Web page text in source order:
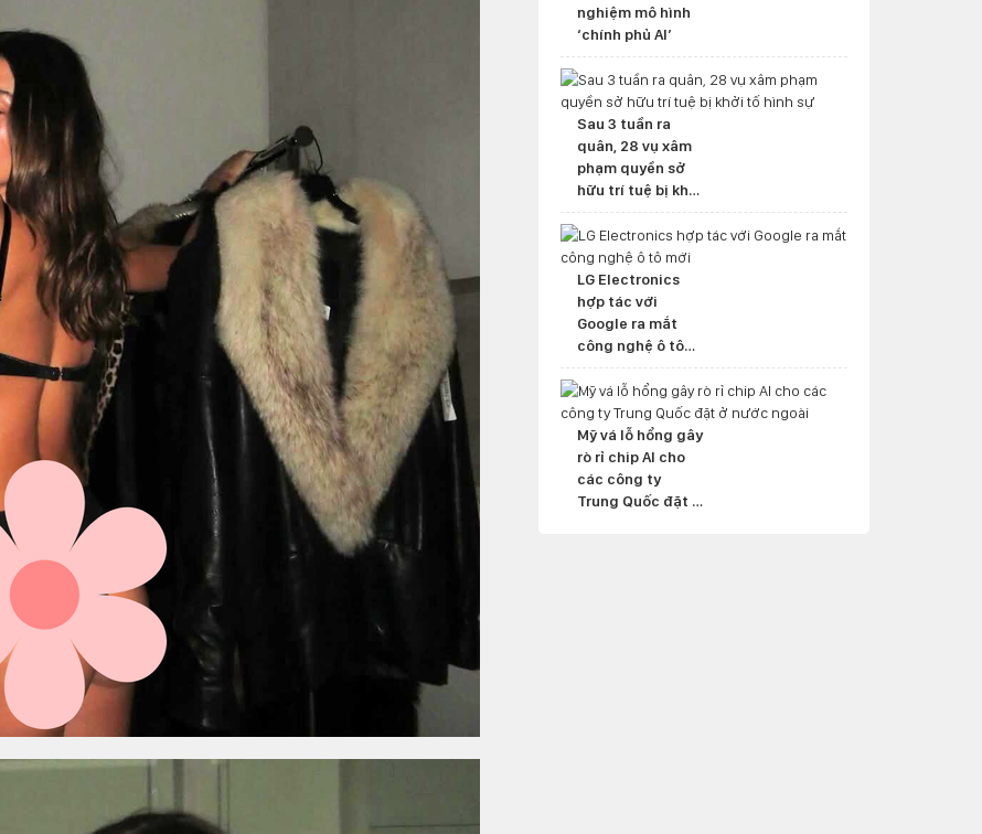
nghiệm mô hình
‘chính phủ AI’
Sau 3 tuần ra
quân, 28 vụ xâm
phạm quyền sở
hữu trí tuệ bị khởi
tố hình sự
LG Electronics
hợp tác với
Google ra mắt
công nghệ ô tô
mới
Mỹ vá lỗ hổng gây
rò rỉ chip AI cho
các công ty
Trung Quốc đặt ở